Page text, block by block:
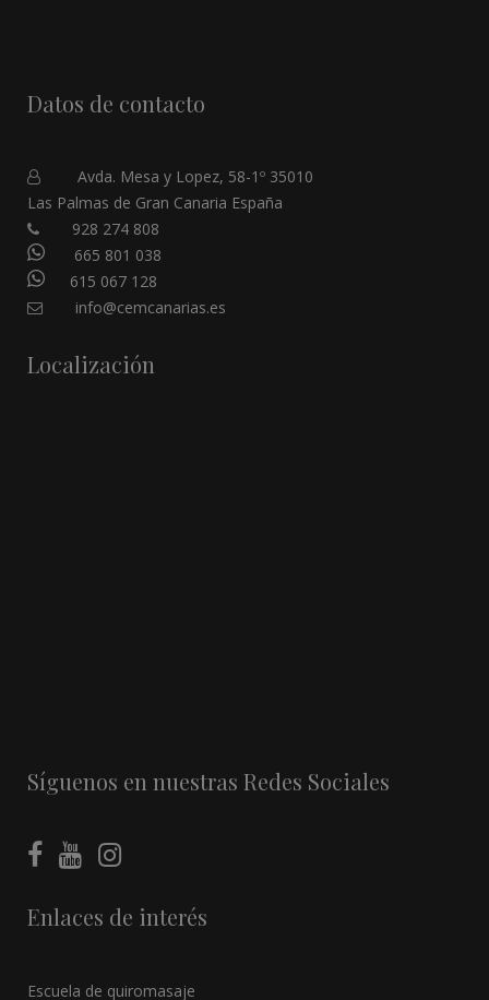
Datos de contacto
Avda. Mesa y Lopez, 58-1º 35010
Las Palmas de Gran Canaria España
928 274 808
665 801 038
615 067 128
info@cemcanarias.es
Localización
Síguenos en nuestras Redes Sociales
Enlaces de interés
Escuela de quiromasaje